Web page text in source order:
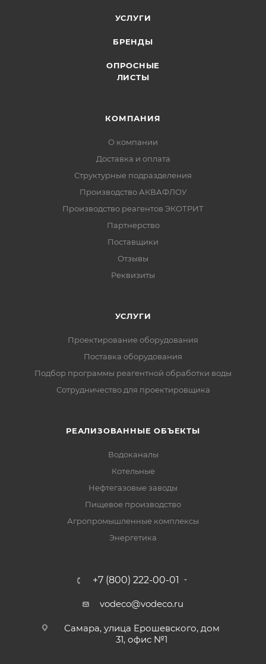
УСЛУГИ
БРЕНДЫ
ОПРОСНЫЕ
ЛИСТЫ
КОМПАНИЯ
О компании
Доставка и оплата
Структурные подразделения
Производство АКВАФЛОУ
Производство реагентов ЭКОТРИТ
Партнерство
Поставщики
Отзывы
Реквизиты
УСЛУГИ
Проектирование оборудования
Поставка оборудования
Подбор программы реагентной обработки воды
Сотрудничество для проектировщика
РЕАЛИЗОВАННЫЕ ОБЪЕКТЫ
Водоканалы
Котельные
Нефтегазовые заводы
Пищевое производство
Агропромышленные комплексы
Энергетика
+7 (800) 222-00-01
vodeco@vodeco.ru
Самара, улица Ерошевского, дом
31, офис №1